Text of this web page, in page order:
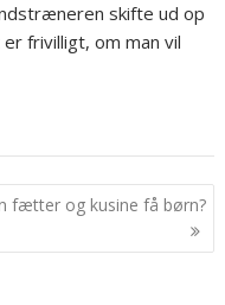
skifte ud op
frivilligt, om man vil
fætter og kusine få børn?